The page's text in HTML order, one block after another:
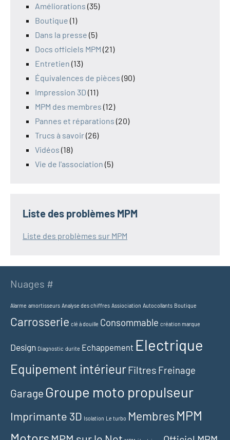
Améliorations (35)
Boutique (1)
Dans la presse (5)
Docs officiels MPM (21)
Entretien (13)
Équivalences de pièces (90)
Impression 3D (11)
MPM des membres (12)
Pannes et réparations (20)
Trucs à savoir(26)
Vidéos (18)
Vie de l'association (5)
Liste des problèmes MPM
Liste des problèmes sur MPM
Nuages #
Alarme amortisseurs Analyse des chiffres Assiociation Autocollants Boutique
Carrosserie clé à douille Consommable création marque
Design Diagnostic durite Echappement Electrique
Equipement intérieur Filtres Freinage
Garage Groupe moto propulseur
Imprimante 3D Isolation Le turbo Membres MPM